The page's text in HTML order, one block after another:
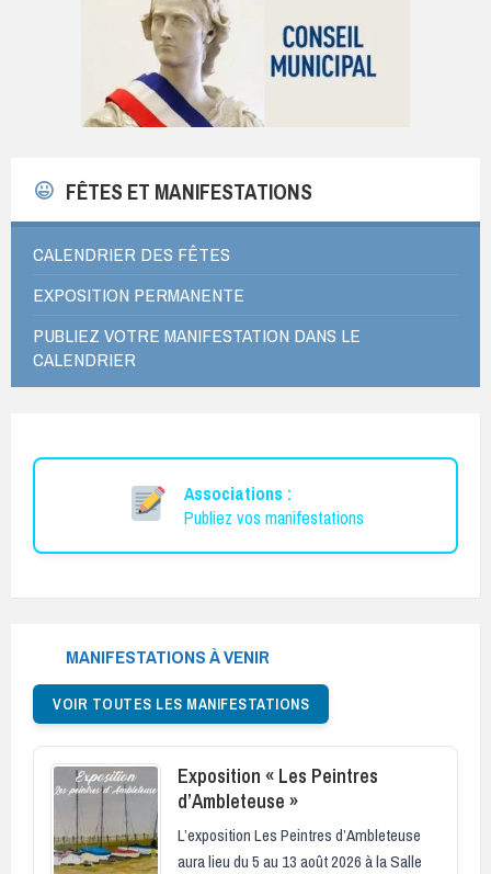
FÊTES ET MANIFESTATIONS
CALENDRIER DES FÊTES
EXPOSITION PERMANENTE
PUBLIEZ VOTRE MANIFESTATION DANS LE
CALENDRIER
Associations :
Publiez vos manifestations
MANIFESTATIONS À VENIR
VOIR TOUTES LES MANIFESTATIONS
Exposition « Les Peintres
d’Ambleteuse »
L’exposition Les Peintres d’Ambleteuse
aura lieu du 5 au 13 août 2026 à la Salle